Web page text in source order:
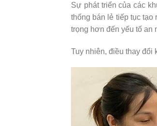
Sự phát triển của các
thống bán lẻ tiếp tục
trọng hơn đến yếu tố an
Tuy nhiên, điều thay đổi